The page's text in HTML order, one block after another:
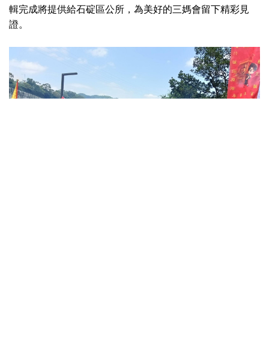
輯完成將提供給石碇區公所，為美好的三媽會留下精彩見
證。